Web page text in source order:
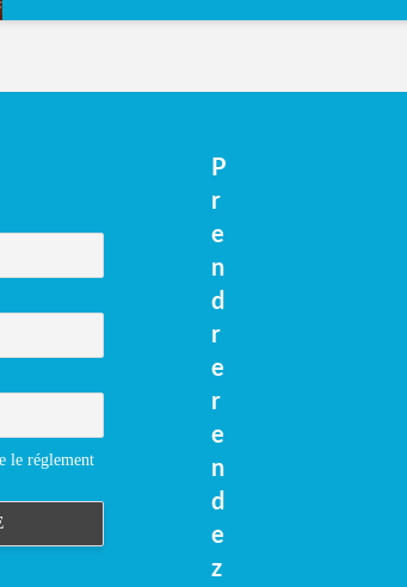
spectacle de fin d’année, présenté à la salle...
le réglement
P
r
e
n
d
r
e
r
e
n
d
e
z